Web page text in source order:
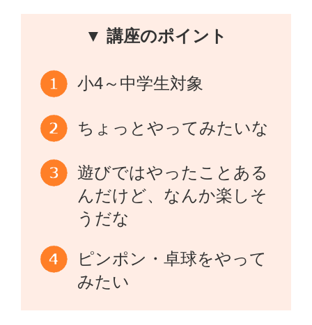
▼ 講座のポイント
小4～中学生対象
ちょっとやってみたいな
遊びではやったことある
んだけど、なんか楽しそ
うだな
ピンポン・卓球をやって
みたい